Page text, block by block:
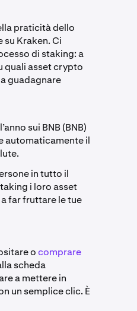
praticità dello
Kraken. Ci
di staking: a
quali asset crypto
guadagnare
sui BNB (BNB)
automaticamente il
in tutto il
i loro asset
far fruttare le tue
ocomprare
scheda
a mettere in
un semplice clic. È